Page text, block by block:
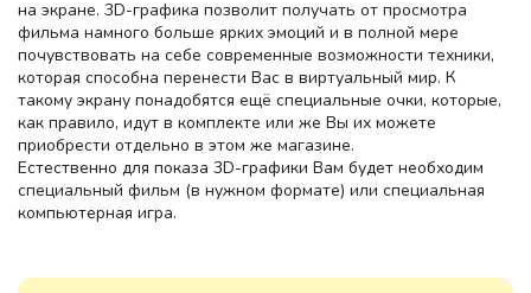
на экране. 3D-графика позволит получать от просмотра
фильма намного больше ярких эмоций и в полной мере
почувствовать на себе современные возможности техники,
которая способна перенести Вас в виртуальный мир. К
такому экрану понадобятся ещё специальные очки, которые,
как правило, идут в комплекте или же Вы их можете
приобрести отдельно в этом же магазине.
Естественно для показа 3D-графики Вам будет необходим
специальный фильм (в нужном формате) или специальная
компьютерная игра.